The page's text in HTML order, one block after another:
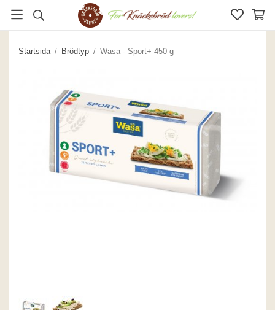
Startsida / Brödtyp / Wasa - Sport+ 450 g